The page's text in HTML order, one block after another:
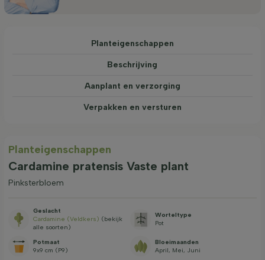
Planteigenschappen
Beschrijving
Aanplant en verzorging
Verpakken en versturen
Planteigenschappen
Cardamine pratensis Vaste plant
Pinksterbloem
Geslacht
Cardamine (Veldkers) (bekijk
alle soorten)
Worteltype
Pot
Potmaat
9x9 cm (P9)
Bloeimaanden
April, Mei, Juni